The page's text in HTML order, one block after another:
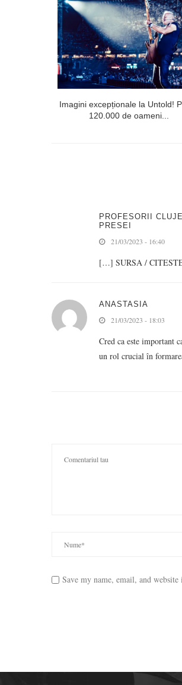
Imagini excepționale la Untold!
120.000 de oameni...
PROFESORII
PRESEI
21/03/2023 - 16:40
[…] SURSA /
ANASTASIA
21/03/2023 - 18:03
Cred ca este important
un rol crucial în
Save my name, email, and